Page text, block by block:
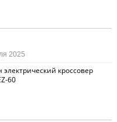
электрический кроссовер
60
2025